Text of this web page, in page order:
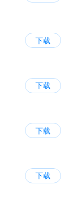
下载
下载
下载
下载